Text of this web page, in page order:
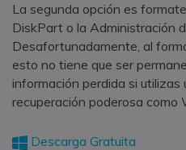
La segunda opción es
DiskPart o la Administración
Desafortunadamente, al
esto no tiene que ser
información perdida si utilizas
recuperación poderosa como
Descarga Gratuita